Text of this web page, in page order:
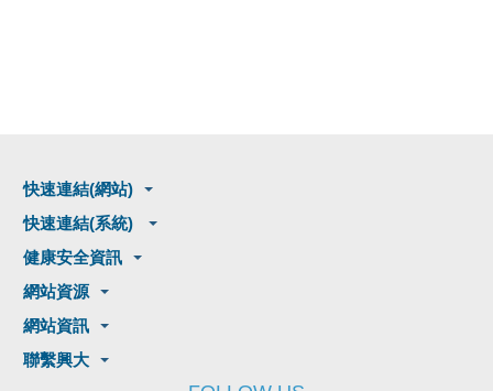
快速連結(網站)
快速連結(系統)
健康安全資訊
網站資源
網站資訊
聯繫興大